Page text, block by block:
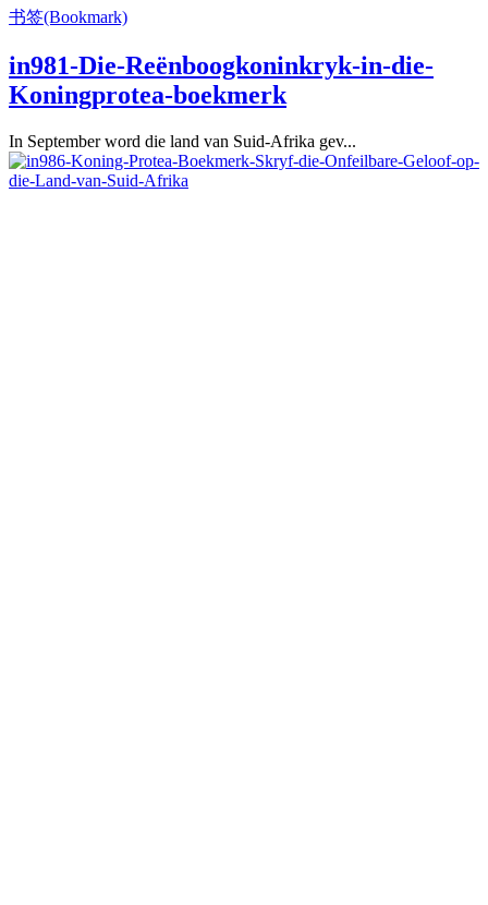
书签(Bookmark)
in981-Die-Reënboogkoninkryk-in-die-
Koningprotea-boekmerk
In September word die land van Suid-Afrika gev...